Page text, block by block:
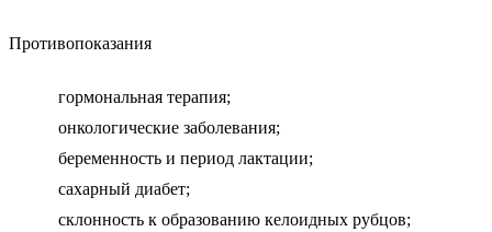
Противопоказания
гормональная терапия;
онкологические заболевания;
беременность и период лактации;
сахарный диабет;
склонность к образованию келоидных рубцов;